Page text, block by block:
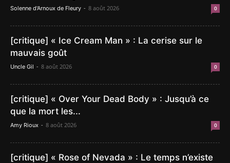
Solenne d'Arnoux de Fleury - 8 août 2026 0
[critique] « Ice Cream Man » : La cerise sur le
mauvais goût
Uncle Gil - 8 août 2026 0
[critique] « Over Your Dead Body » : Jusqu’à ce
que la mort les...
Amy Rioux - 8 août 2026 0
[critique] « Rose of Nevada » : Le temps n’existe